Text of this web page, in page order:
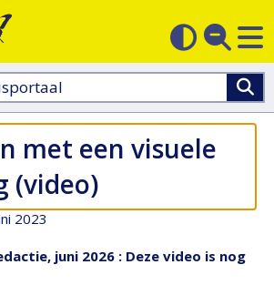
Contrast
met een visuele
(video)
2023
juni 2026 : Deze video is nog